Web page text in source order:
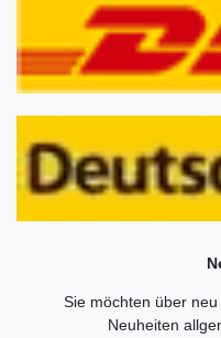
Sie möchten über
Neuheiten